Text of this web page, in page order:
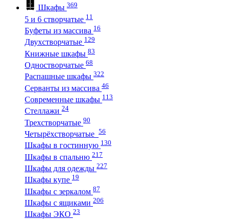
Шкафы 369
5 и 6 створчатые 11
Буфеты из массива 16
Двухстворчатые 129
Книжные шкафы 83
Одностворчатые 68
Распашные шкафы 322
Серванты из массива 46
Современные шкафы 113
Стеллажи 24
Трехстворчатые 90
Четырёхстворчатые 56
Шкафы в гостинную 130
Шкафы в спальню 217
Шкафы для одежды 227
Шкафы купе 19
Шкафы с зеркалом 87
Шкафы с ящиками 206
Шкафы ЭКО 23